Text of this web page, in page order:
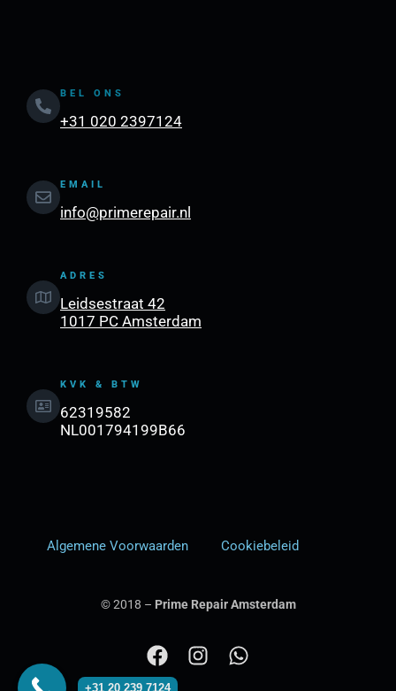
BEL ONS
+31 020 2397124
EMAIL
info@primerepair.nl
ADRES
Leidsestraat 42
1017 PC Amsterdam
KVK & BTW
62319582
NL001794199B66
Algemene Voorwaarden Cookiebeleid
© 2018 – Prime Repair Amsterdam
F
a
I W
+31 20 239 7124